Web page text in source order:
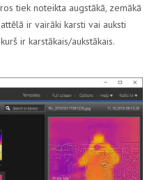
tiek noteikta augstākā, zemākā
ir vairāki karsti vai auksti
ir karstākais/aukstākais.